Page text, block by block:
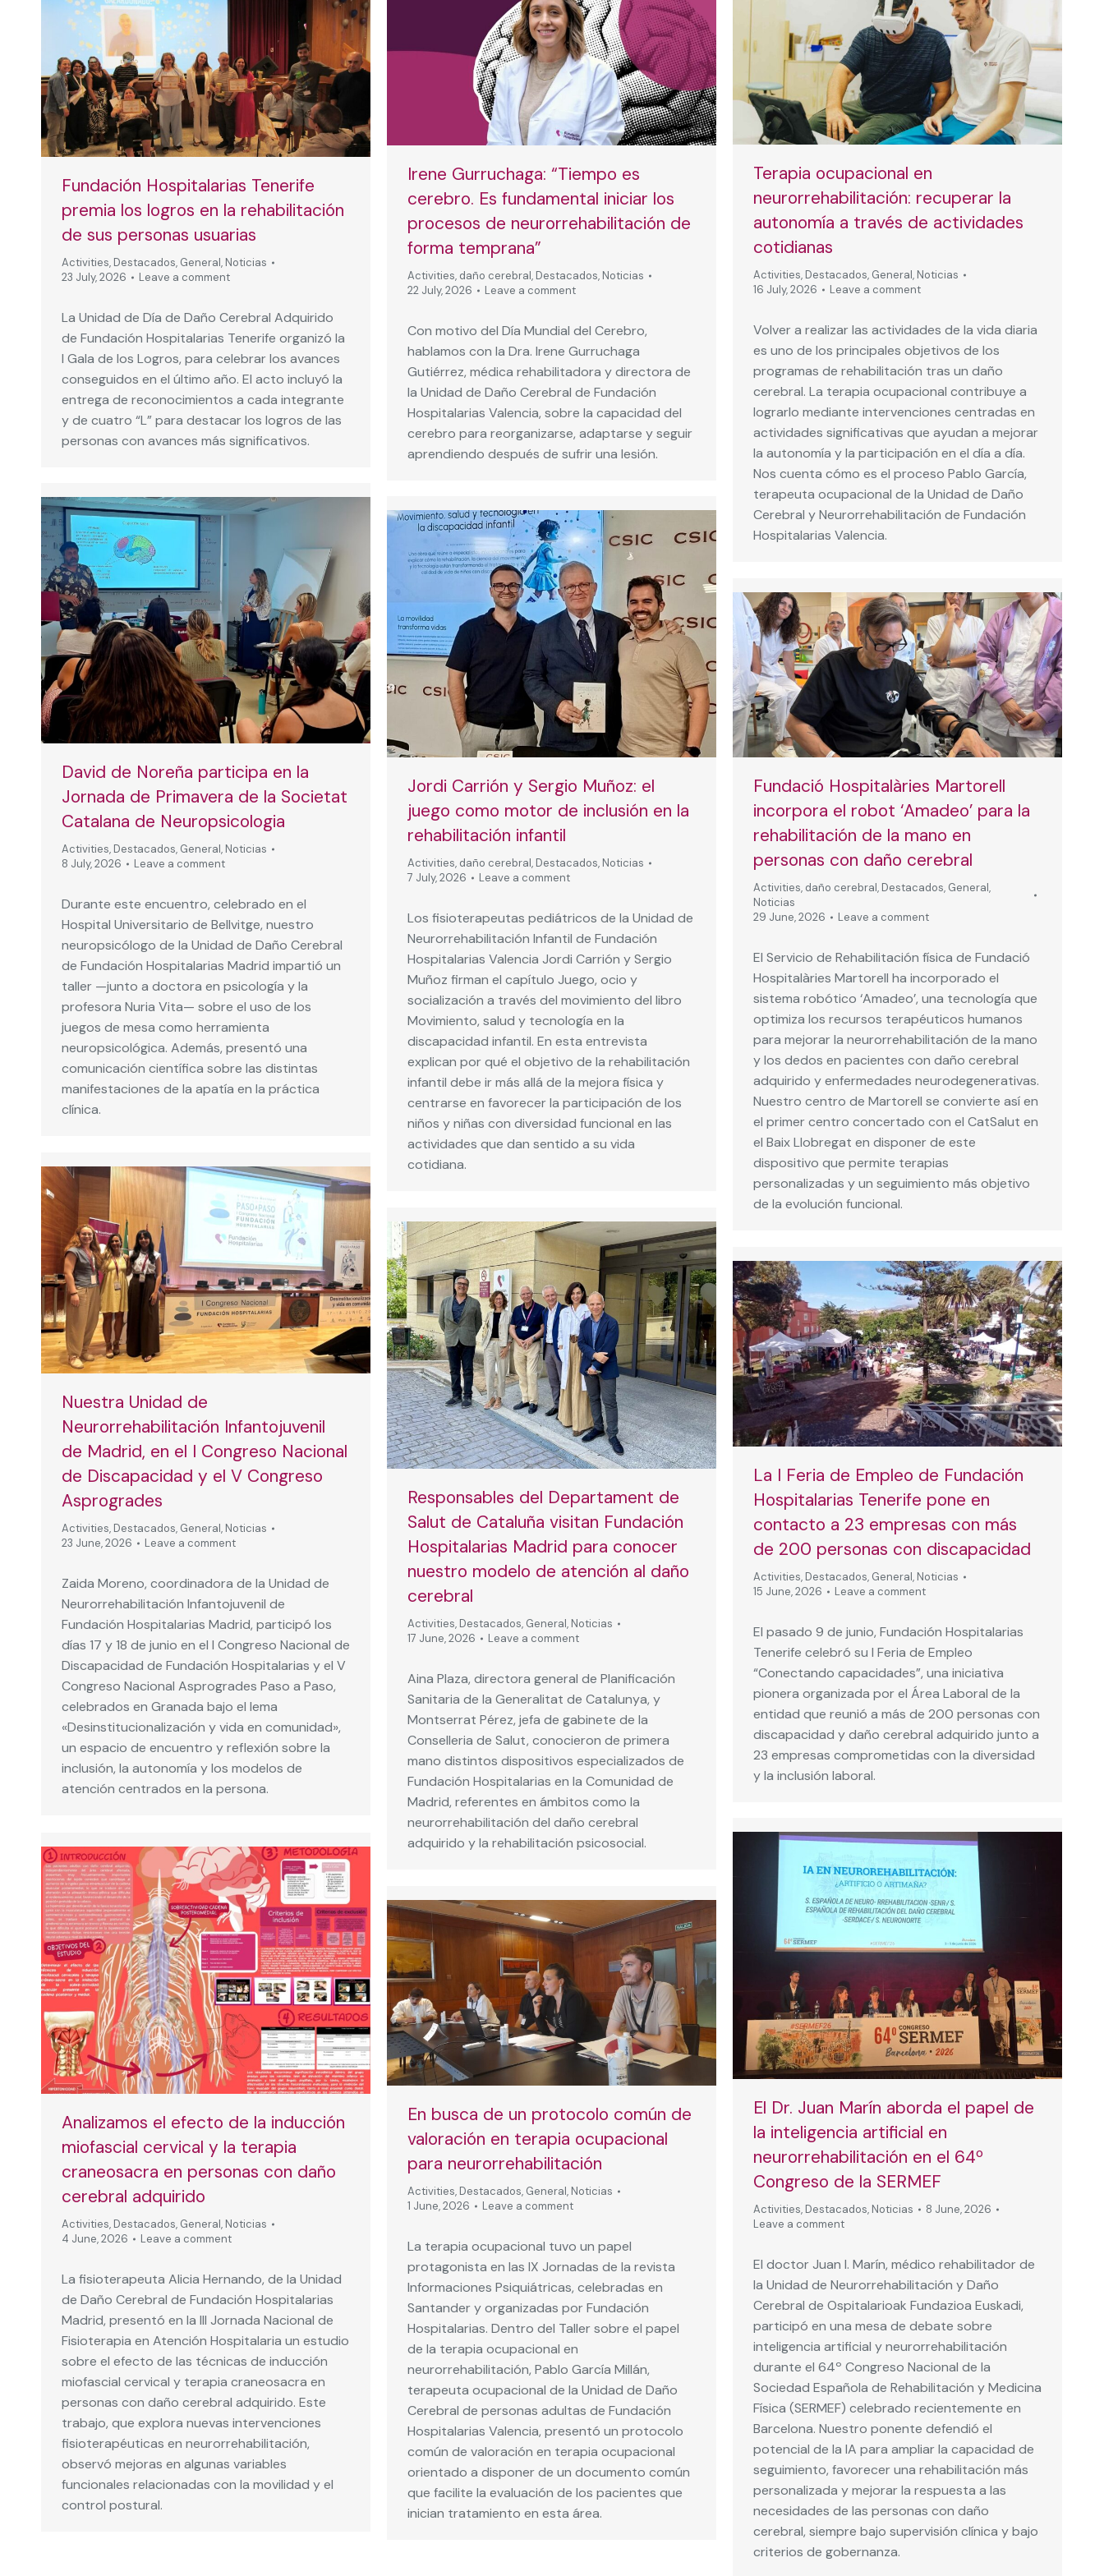
Fundación Hospitalarias Tenerife
premia los logros en la rehabilitación
de sus personas usuarias
Activities, Destacados, General, Noticias
23 July, 2026
Leave a comment
La Unidad de Día de Daño Cerebral Adquirido
de Fundación Hospitalarias Tenerife organizó la
I Gala de los Logros, para celebrar los avances
conseguidos en el último año. El acto incluyó la
entrega de reconocimientos a cada integrante
y de cuatro “L” para destacar los logros de las
personas con avances más significativos.
Irene Gurruchaga: “Tiempo es
cerebro. Es fundamental iniciar los
procesos de neurorrehabilitación de
forma temprana”
Activities, daño cerebral, Destacados, Noticias
22 July, 2026
Leave a comment
Con motivo del Día Mundial del Cerebro,
hablamos con la Dra. Irene Gurruchaga
Gutiérrez, médica rehabilitadora y directora de
la Unidad de Daño Cerebral de Fundación
Hospitalarias Valencia, sobre la capacidad del
cerebro para reorganizarse, adaptarse y seguir
aprendiendo después de sufrir una lesión.
Terapia ocupacional en
neurorrehabilitación: recuperar la
autonomía a través de actividades
cotidianas
Activities, Destacados, General, Noticias
16 July, 2026
Leave a comment
Volver a realizar las actividades de la vida diaria
es uno de los principales objetivos de los
programas de rehabilitación tras un daño
cerebral. La terapia ocupacional contribuye a
lograrlo mediante intervenciones centradas en
actividades significativas que ayudan a mejorar
la autonomía y la participación en el día a día.
Nos cuenta cómo es el proceso Pablo García,
terapeuta ocupacional de la Unidad de Daño
Cerebral y Neurorrehabilitación de Fundación
Hospitalarias Valencia.
David de Noreña participa en la
Jornada de Primavera de la Societat
Catalana de Neuropsicologia
Activities, Destacados, General, Noticias
8 July, 2026
Leave a comment
Durante este encuentro, celebrado en el
Hospital Universitario de Bellvitge, nuestro
neuropsicólogo de la Unidad de Daño Cerebral
de Fundación Hospitalarias Madrid impartió un
taller —junto a doctora en psicología y la
profesora Nuria Vita— sobre el uso de los
juegos de mesa como herramienta
neuropsicológica. Además, presentó una
comunicación científica sobre las distintas
manifestaciones de la apatía en la práctica
clínica.
Jordi Carrión y Sergio Muñoz: el
juego como motor de inclusión en la
rehabilitación infantil
Activities, daño cerebral, Destacados, Noticias
7 July, 2026
Leave a comment
Los fisioterapeutas pediátricos de la Unidad de
Neurorrehabilitación Infantil de Fundación
Hospitalarias Valencia Jordi Carrión y Sergio
Muñoz firman el capítulo Juego, ocio y
socialización a través del movimiento del libro
Movimiento, salud y tecnología en la
discapacidad infantil. En esta entrevista
explican por qué el objetivo de la rehabilitación
infantil debe ir más allá de la mejora física y
centrarse en favorecer la participación de los
niños y niñas con diversidad funcional en las
actividades que dan sentido a su vida
cotidiana.
Fundació Hospitalàries Martorell
incorpora el robot ‘Amadeo’ para la
rehabilitación de la mano en
personas con daño cerebral
Activities, daño cerebral, Destacados, General,
Noticias
29 June, 2026
Leave a comment
El Servicio de Rehabilitación física de Fundació
Hospitalàries Martorell ha incorporado el
sistema robótico ‘Amadeo’, una tecnología que
optimiza los recursos terapéuticos humanos
para mejorar la neurorrehabilitación de la mano
y los dedos en pacientes con daño cerebral
adquirido y enfermedades neurodegenerativas.
Nuestro centro de Martorell se convierte así en
el primer centro concertado con el CatSalut en
el Baix Llobregat en disponer de este
dispositivo que permite terapias
personalizadas y un seguimiento más objetivo
de la evolución funcional.
Nuestra Unidad de
Neurorrehabilitación Infantojuvenil
de Madrid, en el I Congreso Nacional
de Discapacidad y el V Congreso
Asprogrades
Activities, Destacados, General, Noticias
23 June, 2026
Leave a comment
Zaida Moreno, coordinadora de la Unidad de
Neurorrehabilitación Infantojuvenil de
Fundación Hospitalarias Madrid, participó los
días 17 y 18 de junio en el I Congreso Nacional de
Discapacidad de Fundación Hospitalarias y el V
Congreso Nacional Asprogrades Paso a Paso,
celebrados en Granada bajo el lema
«Desinstitucionalización y vida en comunidad»,
un espacio de encuentro y reflexión sobre la
inclusión, la autonomía y los modelos de
atención centrados en la persona.
Responsables del Departament de
Salut de Cataluña visitan Fundación
Hospitalarias Madrid para conocer
nuestro modelo de atención al daño
cerebral
Activities, Destacados, General, Noticias
17 June, 2026
Leave a comment
Aina Plaza, directora general de Planificación
Sanitaria de la Generalitat de Catalunya, y
Montserrat Pérez, jefa de gabinete de la
Conselleria de Salut, conocieron de primera
mano distintos dispositivos especializados de
Fundación Hospitalarias en la Comunidad de
Madrid, referentes en ámbitos como la
neurorrehabilitación del daño cerebral
adquirido y la rehabilitación psicosocial.
La I Feria de Empleo de Fundación
Hospitalarias Tenerife pone en
contacto a 23 empresas con más
de 200 personas con discapacidad
Activities, Destacados, General, Noticias
15 June, 2026
Leave a comment
El pasado 9 de junio, Fundación Hospitalarias
Tenerife celebró su I Feria de Empleo
“Conectando capacidades”, una iniciativa
pionera organizada por el Área Laboral de la
entidad que reunió a más de 200 personas con
discapacidad y daño cerebral adquirido junto a
23 empresas comprometidas con la diversidad
y la inclusión laboral.
El Dr. Juan Marín aborda el papel de
la inteligencia artificial en
neurorrehabilitación en el 64º
Congreso de la SERMEF
Activities, Destacados, Noticias
8 June, 2026
Leave a comment
El doctor Juan I. Marín, médico rehabilitador de
la Unidad de Neurorrehabilitación y Daño
Cerebral de Ospitalarioak Fundazioa Euskadi,
participó en una mesa de debate sobre
inteligencia artificial y neurorrehabilitación
durante el 64º Congreso Nacional de la
Sociedad Española de Rehabilitación y Medicina
Física (SERMEF) celebrado recientemente en
Barcelona. Nuestro ponente defendió el
potencial de la IA para ampliar la capacidad de
seguimiento, favorecer una rehabilitación más
personalizada y mejorar la respuesta a las
necesidades de las personas con daño
cerebral, siempre bajo supervisión clínica y bajo
criterios de gobernanza.
Analizamos el efecto de la inducción
miofascial cervical y la terapia
craneosacra en personas con daño
cerebral adquirido
Activities, Destacados, General, Noticias
4 June, 2026
Leave a comment
La fisioterapeuta Alicia Hernando, de la Unidad
de Daño Cerebral de Fundación Hospitalarias
Madrid, presentó en la III Jornada Nacional de
Fisioterapia en Atención Hospitalaria un estudio
sobre el efecto de las técnicas de inducción
miofascial cervical y terapia craneosacra en
personas con daño cerebral adquirido. Este
trabajo, que explora nuevas intervenciones
fisioterapéuticas en neurorrehabilitación,
observó mejoras en algunas variables
funcionales relacionadas con la movilidad y el
control postural.
En busca de un protocolo común de
valoración en terapia ocupacional
para neurorrehabilitación
Activities, Destacados, General, Noticias
1 June, 2026
Leave a comment
La terapia ocupacional tuvo un papel
protagonista en las IX Jornadas de la revista
Informaciones Psiquiátricas, celebradas en
Santander y organizadas por Fundación
Hospitalarias. Dentro del Taller sobre el papel
de la terapia ocupacional en
neurorrehabilitación, Pablo García Millán,
terapeuta ocupacional de la Unidad de Daño
Cerebral de personas adultas de Fundación
Hospitalarias Valencia, presentó un protocolo
común de valoración en terapia ocupacional
orientado a disponer de un documento común
que facilite la evaluación de los pacientes que
inician tratamiento en esta área.